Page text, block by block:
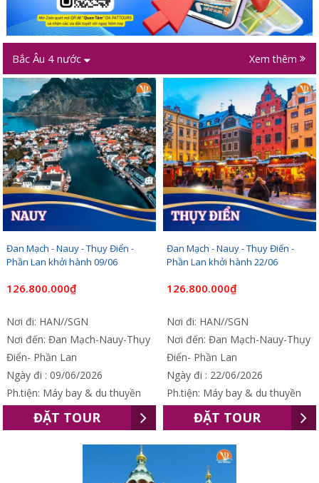
Bắc Âu 4 nước Xem thêm
Đan Mạch - Nauy - Thụy Điển -
Phần Lan khởi hành 09/06
126.800.000₫
Nơi đi: HAN//SGN
Nơi đến: Đan Mạch-Nauy-Thụy
Điển- Phần Lan
Ngày đi : 09/06/2026
Ph.tiện: Máy bay & du thuyền
ĐẶT TOUR
Đan Mạch - Nauy - Thụy Điển -
Phần Lan khởi hành 22/06
126.800.000₫
Nơi đi: HAN//SGN
Nơi đến: Đan Mạch-Nauy-Thụy
Điển- Phần Lan
Ngày đi : 22/06/2026
Ph.tiện: Máy bay & du thuyền
ĐẶT TOUR